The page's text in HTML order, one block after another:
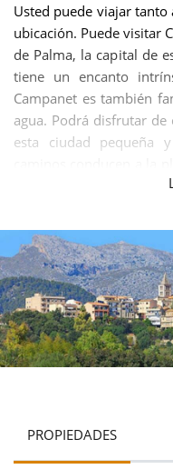
Usted puede viajar
ubicación. Puede visitar
de Palma, la capital de
tiene un encanto
Campanet es también
agua. Podrá disfrutar de
esta ciudad pequeña
como "Plaza
PROPIEDADES